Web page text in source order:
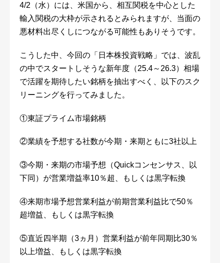
4/2（水）には、米国から、相互関税を中心とした
輸入関税の大枠が示されるとみられますが、当面の
悪材料出尽くしにつながる可能性もありそうです。
こうした中、今回の「日本株投資戦略」では、波乱
の中でスタートしそうな新年度（25.4～26.3）相場
で活躍を期待したい銘柄を抽出すべく、以下のスク
リーニングを行ってみました。
①東証プライム市場銘柄
②業績を予想する社数が今期・来期ともに3社以上
③今期・来期の市場予想（Quickコンセンサス、以
下同）が営業増益率10％超、もしくは黒字転換
④来期市場予想営業利益が前期営業利益比で50％
超増益、もしくは黒字転換
⑤直近四半期（3ヵ月）営業利益が前年同期比30％
以上増益、もしくは黒字転換